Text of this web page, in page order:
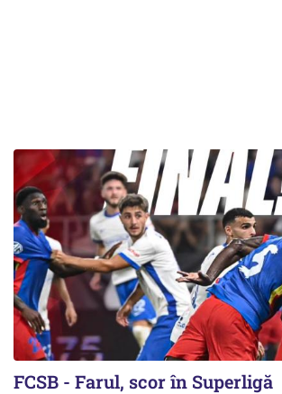
FCSB - Farul, scor în Superligă